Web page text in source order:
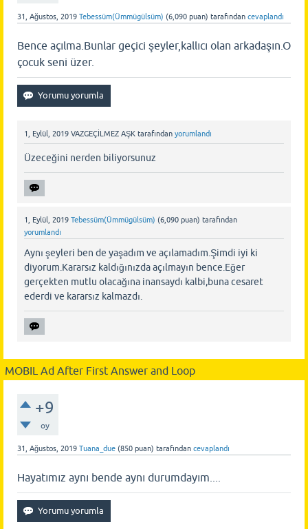
31, Ağustos, 2019 Tebessüm(Ümmügülsüm) (6,090 puan) tarafından cevaplandı
Bence açılma.Bunlar geçici şeyler,kallıcı olan arkadaşın.O
çocuk seni üzer.
1, Eylül, 2019 VAZGEÇİLMEZ AŞK tarafından yorumlandı
Üzeceğini nerden biliyorsunuz
1, Eylül, 2019 Tebessüm(Ümmügülsüm) (6,090 puan) tarafından
yorumlandı
Aynı şeyleri ben de yaşadım ve açılamadım.Şimdi iyi ki
diyorum.Kararsız kaldığınızda açılmayın bence.Eğer
gerçekten mutlu olacağına inansaydı kalbi,buna cesaret
ederdi ve kararsız kalmazdı.
MOBIL Ad After First Answer and Loop
+9
oy
31, Ağustos, 2019 Tuana_due (850 puan) tarafından cevaplandı
Hayatımız aynı bende aynı durumdayım....